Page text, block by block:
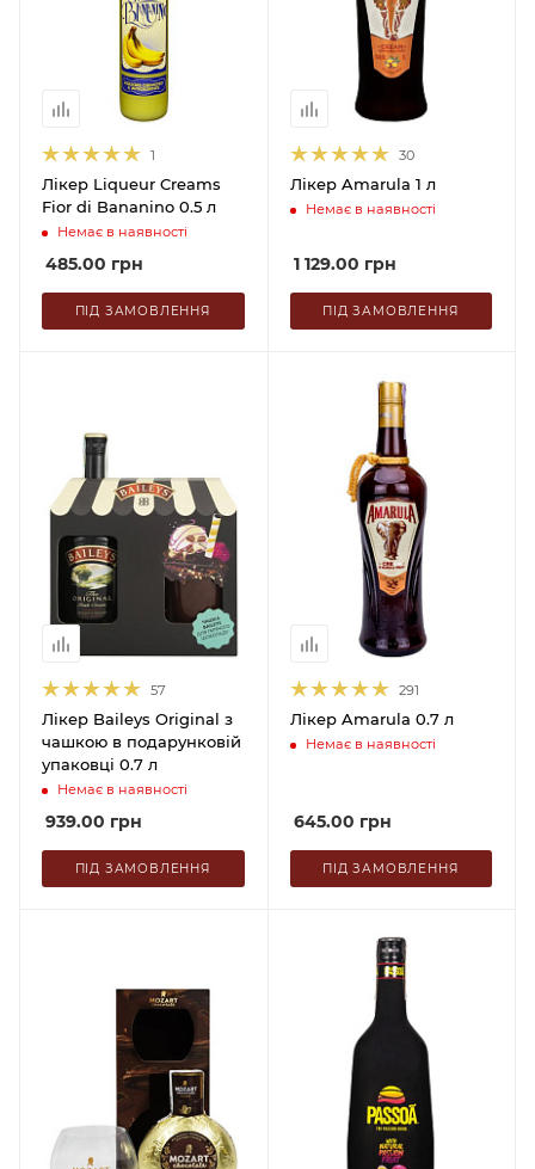
1
Лікер Liqueur Creams
Fior di Bananino 0.5 л
Немає в наявності
485.00 грн
ПІД ЗАМОВЛЕННЯ
30
Лікер Amarula 1 л
Немає в наявності
1 129.00 грн
ПІД ЗАМОВЛЕННЯ
57
Лікер Baileys Original з
чашкою в подарунковій
упаковці 0.7 л
Немає в наявності
939.00 грн
ПІД ЗАМОВЛЕННЯ
291
Лікер Amarula 0.7 л
Немає в наявності
645.00 грн
ПІД ЗАМОВЛЕННЯ